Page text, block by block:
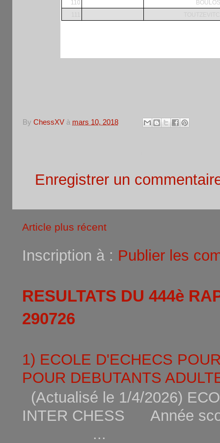
110
By ChessXV à mars 10, 2018
Enregistrer un
Article plus récent
Inscription à : Publier les
RESULTATS DU 444è
290726
1) ECOLE D'ECHECS
POUR DEBUTANTS
(Actualisé le 1/4/2026)
INTER CHESS Année
...